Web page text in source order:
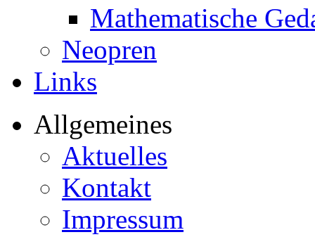
Mathematische
Neopren
Links
Allgemeines
Aktuelles
Kontakt
Impressum